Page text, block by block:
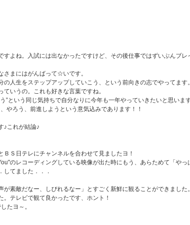
よね。入試には出なかったですけど、その後仕事ではずいぶんブレ
さまにはがんばって☆いです。
人生をステップアップしていこう、という前向きの志でやってます
いうの。これも好きな言葉ですね。
”という同じ気持ちで自分なりに今年も一年やっていきたいと思いま
やろう、前進しようという意気込みであります！！
♪これが結論♪
ＢＳ日テレにチャンネルを合わせて見ましたヨ！
のレコーディングしている映像が出た時にもう、あらためて「やっ
してました．．．
素敵だなー、しびれるなー」とすごく新鮮に観ることができました
テレビで観て良かったです、ホント！
たヨ～。